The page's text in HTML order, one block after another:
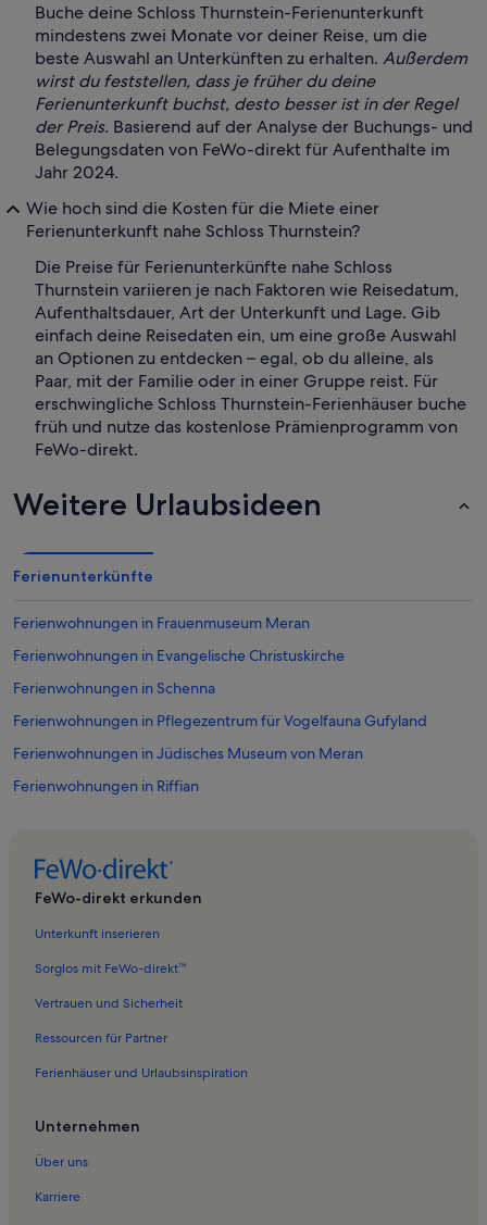
Buche deine Schloss Thurnstein-Ferienunterkunft
mindestens zwei Monate vor deiner Reise, um die
beste Auswahl an Unterkünften zu erhalten. Außerdem
wirst du feststellen, dass je früher du deine
Ferienunterkunft buchst, desto besser ist in der Regel
der Preis. Basierend auf der Analyse der Buchungs- und
Belegungsdaten von FeWo-direkt für Aufenthalte im
Jahr 2024.
Wie hoch sind die Kosten für die Miete einer
Ferienunterkunft nahe Schloss Thurnstein?
Die Preise für Ferienunterkünfte nahe Schloss
Thurnstein variieren je nach Faktoren wie Reisedatum,
Aufenthaltsdauer, Art der Unterkunft und Lage. Gib
einfach deine Reisedaten ein, um eine große Auswahl
an Optionen zu entdecken – egal, ob du alleine, als
Paar, mit der Familie oder in einer Gruppe reist. Für
erschwingliche Schloss Thurnstein-Ferienhäuser buche
früh und nutze das kostenlose Prämienprogramm von
FeWo-direkt.
Weitere Urlaubsideen
Ferienunterkünfte
Ferienwohnungen in Frauenmuseum Meran
Ferienwohnungen in Evangelische Christuskirche
Ferienwohnungen in Schenna
Ferienwohnungen in Pflegezentrum für Vogelfauna Gufyland
Ferienwohnungen in Jüdisches Museum von Meran
Ferienwohnungen in Riffian
Ferienwohnungen in Parco Elisabetta
Ferienwohnungen in Landesfürstliche Burg
Ferienwohnungen in Altstadt von Meran
Ferienwohnungen in Pfarrkirche St. Peter
FeWo-direkt erkunden
Unterkunft inserieren
Sorglos mit FeWo-direkt™
Vertrauen und Sicherheit
Ressourcen für Partner
Ferienhäuser und Urlaubsinspiration
Unternehmen
Über uns
Karriere